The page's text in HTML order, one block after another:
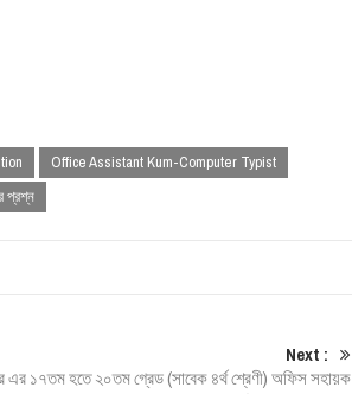
Office Assistant Kum-Computer Typist
প্রশ্ন
Next :
এর ১৭তম হতে ২০তম গ্রেড (সাবেক ৪র্থ শ্রেণী) অফিস সহায়ক